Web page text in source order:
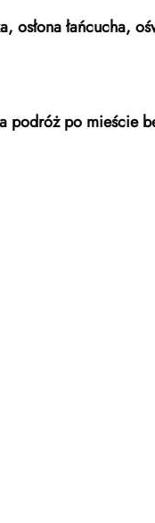
łańcucha,
podróż po mieście